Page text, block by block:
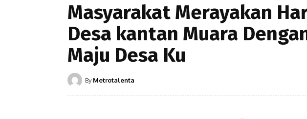
Masyarakat Merayakan
Desa kantan Muara
Maju Desa Ku
By Metrotalenta